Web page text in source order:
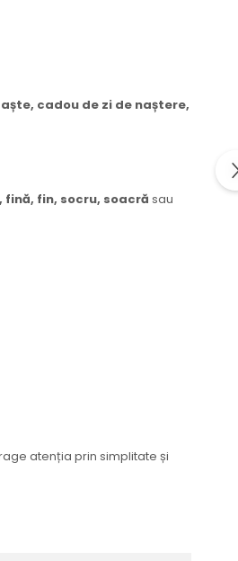
cadou de zi de naștere,
fin, socru, soacră sau
atenția prin simplitate și